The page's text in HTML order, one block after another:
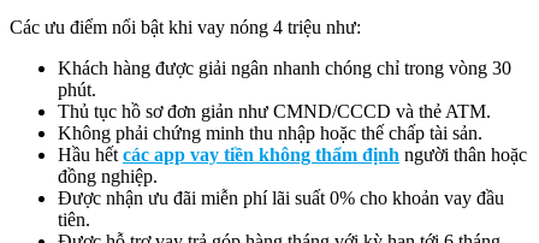
Các ưu điểm nổi bật khi vay nóng 4 triệu như:
Khách hàng được giải ngân nhanh chóng chỉ trong vòng 30
phút.
Thủ tục hồ sơ đơn giản như CMND/CCCD và thẻ ATM.
Không phải chứng minh thu nhập hoặc thế chấp tài sản.
Hầu hết các app vay tiền không thẩm định người thân hoặc
đồng nghiệp.
Được nhận ưu đãi miễn phí lãi suất 0% cho khoản vay đầu
tiên.